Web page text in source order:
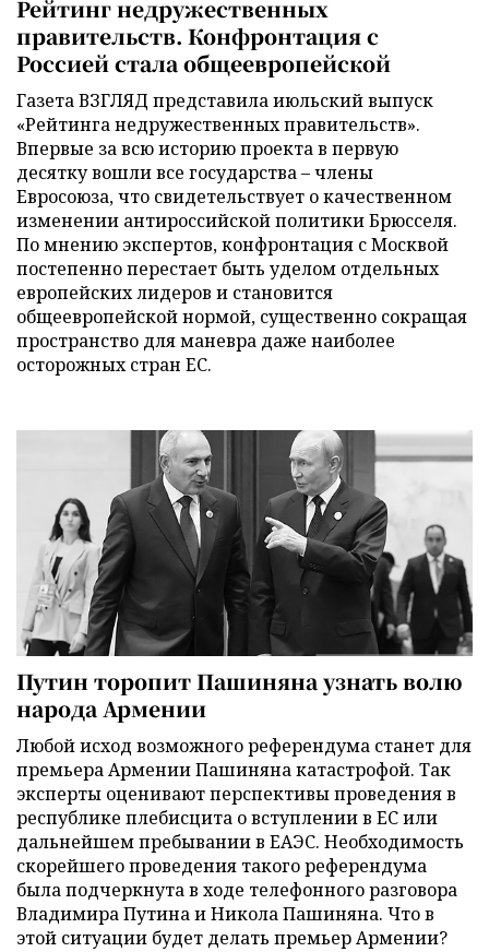
Рейтинг недружественных
правительств. Конфронтация с
Россией стала общеевропейской
Газета ВЗГЛЯД представила июльский выпуск
«Рейтинга недружественных правительств».
Впервые за всю историю проекта в первую
десятку вошли все государства – члены
Евросоюза, что свидетельствует о качественном
изменении антироссийской политики Брюсселя.
По мнению экспертов, конфронтация с Москвой
постепенно перестает быть уделом отдельных
европейских лидеров и становится
общеевропейской нормой, существенно сокращая
пространство для маневра даже наиболее
осторожных стран ЕС.
Путин торопит Пашиняна узнать волю
народа Армении
Любой исход возможного референдума станет для
премьера Армении Пашиняна катастрофой. Так
эксперты оценивают перспективы проведения в
республике плебисцита о вступлении в ЕС или
дальнейшем пребывании в ЕАЭС. Необходимость
скорейшего проведения такого референдума
была подчеркнута в ходе телефонного разговора
Владимира Путина и Никола Пашиняна. Что в
этой ситуации будет делать премьер Армении?